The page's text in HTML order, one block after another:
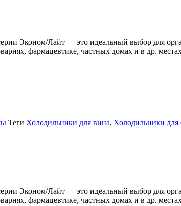
Эконом/Лайт — это идеальный выбор для
фармацевтике, частных домах и в др.
Теги Холодильники для вина, Холодильники для
Эконом/Лайт — это идеальный выбор для
фармацевтике, частных домах и в др.